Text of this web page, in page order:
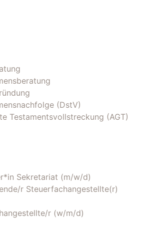
(DstV)
Testamentsvollstreckung (AGT)
Sekretariat (m/w/d)
r Steuerfachangestellte(r)
r (w/m/d)